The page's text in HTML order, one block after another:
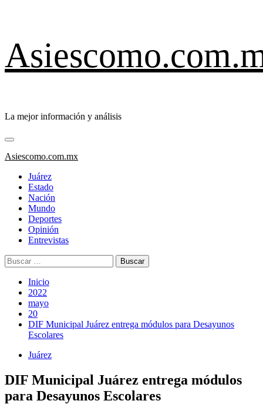
contenido
La mejor información y análisis
Menú
primario
Asiescomo.com.mx
Juárez
Estado
Nación
Mundo
Deportes
Opinión
Entrevistas
Buscar:
Inicio
2022
mayo
20
DIF Municipal Juárez entrega módulos para Desayunos
Escolares
Juárez
DIF Municipal Juárez entrega módulos
para Desayunos Escolares